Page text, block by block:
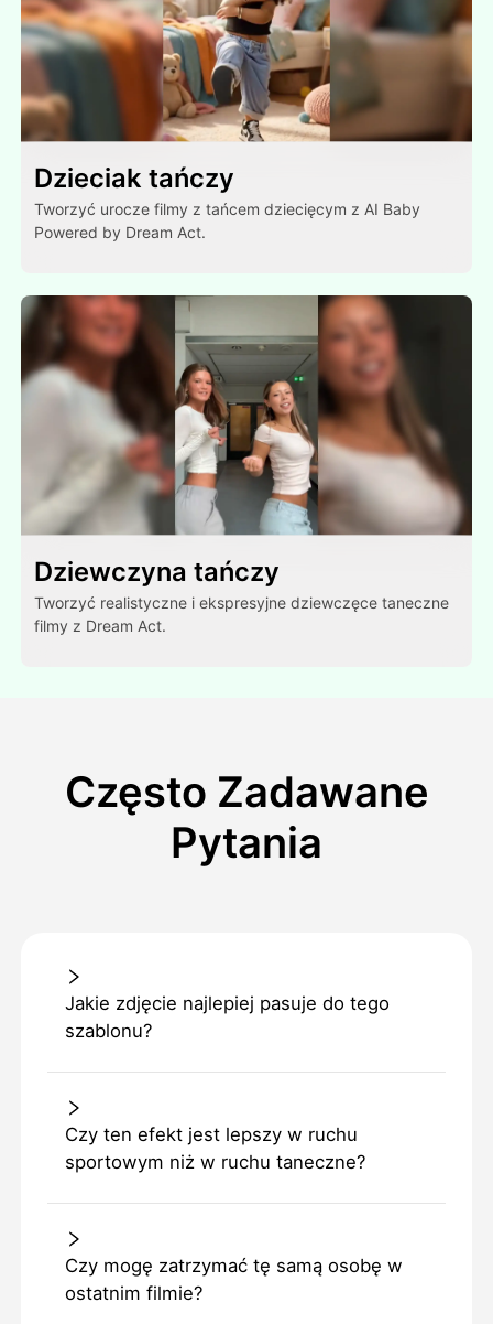
Dzieciak tańczy
Tworzyć urocze filmy z tańcem dziecięcym z AI Baby
Powered by Dream Act.
Dziewczyna tańczy
Tworzyć realistyczne i ekspresyjne dziewczęce taneczne
filmy z Dream Act.
Często Zadawane
Pytania
Jakie zdjęcie najlepiej pasuje do tego
szablonu?
Czy ten efekt jest lepszy w ruchu
sportowym niż w ruchu taneczne?
Czy mogę zatrzymać tę samą osobę w
ostatnim filmie?